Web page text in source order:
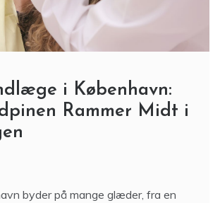
i København:
Rammer Midt i
byder på mange glæder, fra en